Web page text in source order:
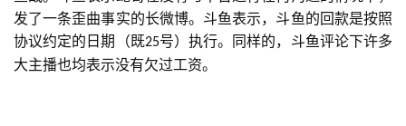
发了一条歪曲事实的长微博。斗鱼表示，斗鱼的回款是按照
协议约定的日期（既25号）执行。同样的，斗鱼评论下许多
大主播也均表示没有欠过工资。